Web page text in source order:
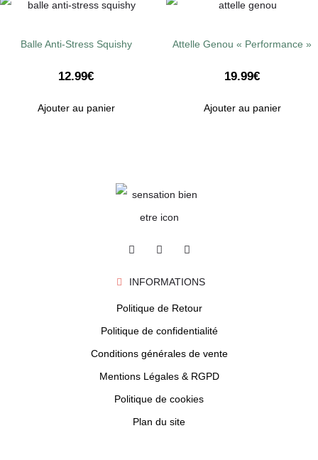
Balle Anti-Stress Squishy
12.99€
Ajouter au panier
Attelle Genou « Performance »
19.99€
Ajouter au panier
INFORMATIONS
Politique de Retour
Politique de confidentialité
Conditions générales de vente
Mentions Légales & RGPD
Politique de cookies
Plan du site